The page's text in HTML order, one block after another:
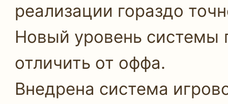
реализации гораздо
Новый уровень системы
отличить от оффа.
Внедрена система